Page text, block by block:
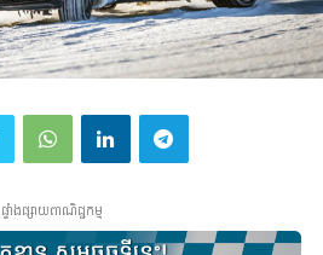
ផ្ទាំងផ្សាយពាណិជ្ជកម្ម